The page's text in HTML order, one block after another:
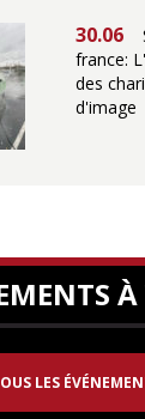
30.06
france:
des
d'image
LES